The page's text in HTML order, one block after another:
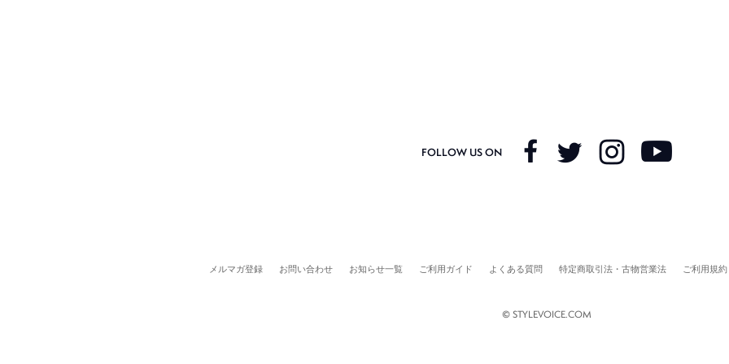
FOLLOW US ON
メルマガ登録 お問い合わせ お知らせ一覧 ご利用ガイド よくある質問 特定商取引法・古物営業法 ご利用規約
© STYLEVOICE.COM